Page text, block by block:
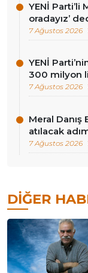
YENİ Parti’li
oradayız’
7 Ağustos 2026
YENİ
300 milyon
7 Ağustos 2026
Meral Danış
atılacak
7 Ağustos 2026
DIĞER